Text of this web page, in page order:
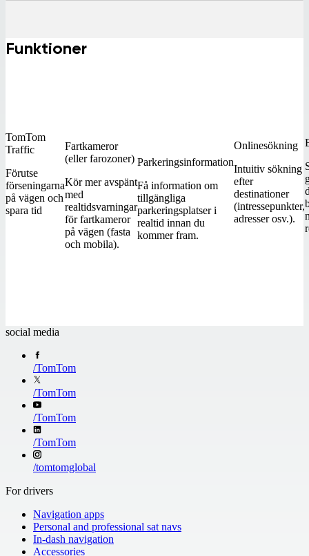
Funktioner
TomTom
Traffic
Förutse
förseningarna
på vägen och
spara tid
Fartkameror
(eller farozoner)
Kör mer avspänt
med
realtidsvarningar
för fartkameror
på vägen (fasta
och mobila).
Parkeringsinformation
Få information om
tillgängliga
parkeringsplatser i
realtid innan du
kommer fram.
Onlinesökning
Intuitiv sökning
efter
destinationer
(intressepunkter,
adresser osv.).
social media
/TomTom
/TomTom
/TomTom
/TomTom
/tomtomglobal
For drivers
Navigation apps
Personal and professional sat navs
In-dash navigation
Accessories